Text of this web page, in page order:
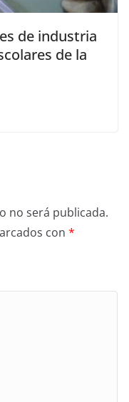
de industria
de la
no será publicada.
con *